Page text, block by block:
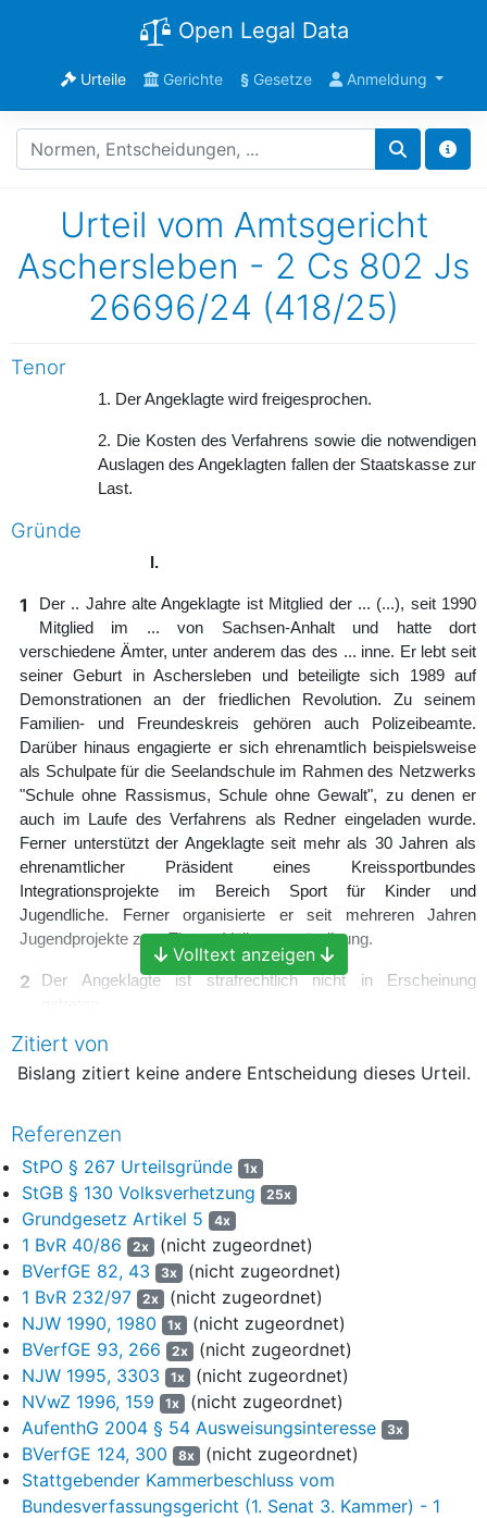
Open Legal Data
Urteile Gerichte §Gesetze Anmeldung
Urteil vom Amtsgericht
Aschersleben - 2 Cs 802 Js
26696/24 (418/25)
Tenor
1. Der Angeklagte wird freigesprochen.
2. Die Kosten des Verfahrens sowie die notwendigen
Auslagen des Angeklagten fallen der Staatskasse zur
Last.
Gründe
I.
1
Der .. Jahre alte Angeklagte ist Mitglied der ... (...), seit 1990
Mitglied im ... von Sachsen-Anhalt und hatte dort
verschiedene Ämter, unter anderem das des ... inne. Er lebt seit
seiner Geburt in Aschersleben und beteiligte sich 1989 auf
Demonstrationen an der friedlichen Revolution. Zu seinem
Familien- und Freundeskreis gehören auch Polizeibeamte.
Darüber hinaus engagierte er sich ehrenamtlich beispielsweise
als Schulpate für die Seelandschule im Rahmen des Netzwerks
"Schule ohne Rassismus, Schule ohne Gewalt", zu denen er
auch im Laufe des Verfahrens als Redner eingeladen wurde.
Ferner unterstützt der Angeklagte seit mehr als 30 Jahren als
ehrenamtlicher Präsident eines Kreissportbundes
Integrationsprojekte im Bereich Sport für Kinder und
Jugendliche. Ferner organisierte er seit mehreren Jahren
Jugendprojekte zum Thema Völkerverständigung.
2
Der Angeklagte ist strafrechtlich nicht in Erscheinung
Die Staatsanwaltschaft C beantragte am 15. Oktober 2024
Zusammenhang mit einem Tötungsdelikt in Wolmirstedt von
Ihrem X-Konto "[A]" aus den Tweet "Gut, dass die Polizisten
diesen feigen, hinterlistigen Afghanen erschossen hat. Wir
füttern sie durch und dann ermorden sie unschuldige
Menschen. Dieses Pack muss raus aus Deutschland."
Dazu war eine Presseberichterstattung mit Bild angefügt, die
lautet /n Wolmirstedt bei Magdeburg, Messer-Attacke bei
EM-Party! Ein Fußball-Fan tot, zwei Menschen schwer
verletzt ++ Polizei erschießt Angreifer" und die ein Bild des
Polizeieinsatzes in Wolmirstedt zeigte.
5
Dabei setzten Sie wider besseren Wissens aus politischer
Effekthascherei über die Verbreitung auf der Plattform X
sämtliche in Deutschland lebenden Afghanen mit dem
Verdächtigen eines Tötungsdeliktes gleich und
Volltext anzeigen
Zitiert von
Bislang zitiert keine andere Entscheidung dieses Urteil.
Referenzen
StPO § 267 Urteilsgründe 1x
StGB § 130 Volksverhetzung 25x
Grundgesetz Artikel 5 4x
1 BvR 40/86 2x (nicht zugeordnet)
BVerfGE 82, 43
3x (nicht zugeordnet)
1 BvR 232/97
2x (nicht zugeordnet)
NJW 1990, 1980
1x (nicht zugeordnet)
BVerfGE 93, 266
2x (nicht zugeordnet)
NJW 1995, 3303
1x (nicht zugeordnet)
NVwZ 1996, 159
1x (nicht zugeordnet)
AufenthG 2004 § 54 Ausweisungsinteresse
3x
BVerfGE 124, 300 8x (nicht zugeordnet)
Stattgebender Kammerbeschluss vom
Bundesverfassungsgericht (1. Senat 3. Kammer) - 1